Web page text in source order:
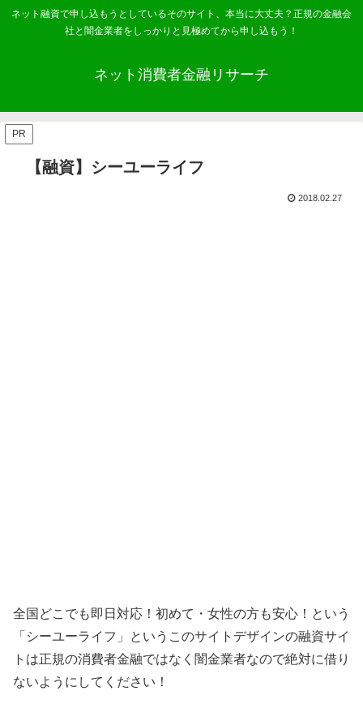
ネット融資で申し込もうとしているそのサイト、本当に大丈夫？正規の金融会
社と闇金業者をしっかりと見極めてから申し込もう！
ネット消費者金融リサーチ
PR
【融資】シーユーライフ
2018.02.27
全国どこでも即日対応！初めて・女性の方も安心！ という
「 シーユーライフ 」というこのサイトデザインの融資サイ
トは正規の消費者金融ではなく闇金業者なので絶対に借り
ないようにしてください！